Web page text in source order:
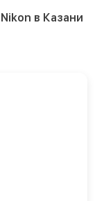
в Казани